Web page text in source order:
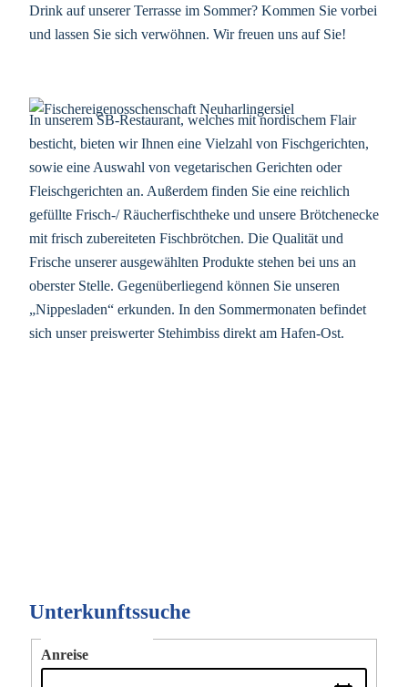
Drink auf unserer Terrasse im Sommer? Kommen Sie vorbei
und lassen Sie sich verwöhnen. Wir freuen uns auf Sie!
In unserem SB-Restaurant, welches mit nordischem Flair
besticht, bieten wir Ihnen eine Vielzahl von Fischgerichten,
sowie eine Auswahl von vegetarischen Gerichten oder
Fleischgerichten an. Außerdem finden Sie eine reichlich
gefüllte Frisch-/ Räucherfischtheke und unsere Brötchenecke
mit frisch zubereiteten Fischbrötchen. Die Qualität und
Frische unserer ausgewählten Produkte stehen bei uns an
oberster Stelle. Gegenüberliegend können Sie unseren
„Nippesladen“ erkunden. In den Sommermonaten befindet
sich unser preiswerter Stehimbiss direkt am Hafen-Ost.
Unterkunftssuche
Anreise